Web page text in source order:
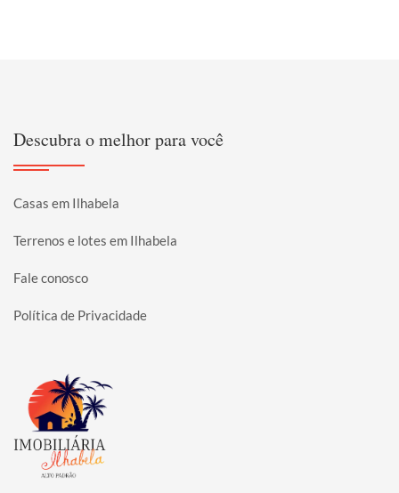
Descubra o melhor para você
Casas em Ilhabela
Terrenos e lotes em Ilhabela
Fale conosco
Política de Privacidade
Página inicial